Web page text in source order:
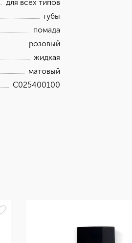
для всех типов
губы
помада
розовый
жидкая
матовый
C025400100